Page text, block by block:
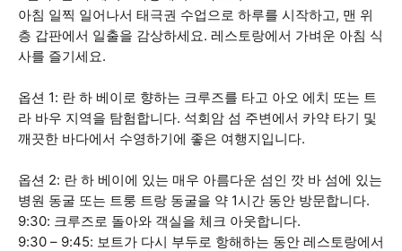
아침 일찍 일어나서 태극권 수업으로 하루를 시작하고, 맨 위
층 갑판에서 일출을 감상하세요. 레스토랑에서 가벼운 아침 식
사를 즐기세요.
옵션 1: 란 하 베이로 향하는 크루즈를 타고 아오 에치 또는 트
라 바우 지역을 탐험합니다. 석회암 섬 주변에서 카약 타기 및
깨끗한 바다에서 수영하기에 좋은 여행지입니다.
옵션 2: 란 하 베이에 있는 매우 아름다운 섬인 깟 바 섬에 있는
병원 동굴 또는 트룽 트랑 동굴을 약 1시간 동안 방문합니다.
9:30: 크루즈로 돌아와 객실을 체크 아웃합니다.
9:30 – 9:45: 보트가 다시 부두로 항해하는 동안 레스토랑에서